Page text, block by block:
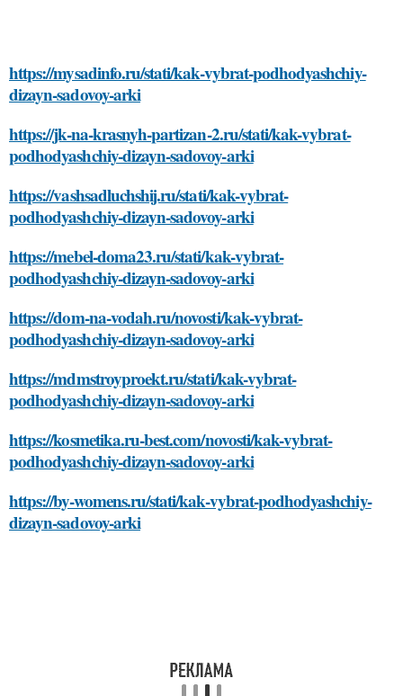
https://mysadinfo.ru/stati/kak-vybrat-podhodyashchiy-
dizayn-sadovoy-arki
https://jk-na-krasnyh-partizan-2.ru/stati/kak-vybrat-
podhodyashchiy-dizayn-sadovoy-arki
https://vashsadluchshij.ru/stati/kak-vybrat-
podhodyashchiy-dizayn-sadovoy-arki
https://mebel-doma23.ru/stati/kak-vybrat-
podhodyashchiy-dizayn-sadovoy-arki
https://dom-na-vodah.ru/novosti/kak-vybrat-
podhodyashchiy-dizayn-sadovoy-arki
https://mdmstroyproekt.ru/stati/kak-vybrat-
podhodyashchiy-dizayn-sadovoy-arki
https://kosmetika.ru-best.com/novosti/kak-vybrat-
podhodyashchiy-dizayn-sadovoy-arki
https://by-womens.ru/stati/kak-vybrat-podhodyashchiy-
dizayn-sadovoy-arki